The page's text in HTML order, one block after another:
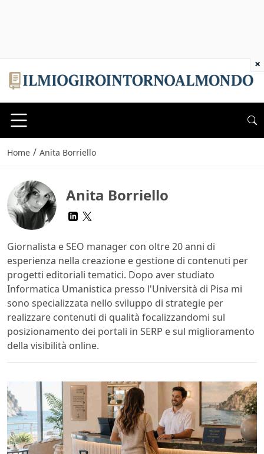
Home / Anita Borriello
Anita Borriello
Giornalista e SEO manager con oltre 20 anni di
esperienza nella creazione e gestione di contenuti per
progetti editoriali tematici. Dopo aver studiato
Informatica Umanistica presso l'Università di Pisa mi
sono specializzata nello sviluppo di strategie per
realizzare contenuti di qualità focalizzandomi sul
posizionamento dei portali in SERP e sul miglioramento
della visibilità online.
×